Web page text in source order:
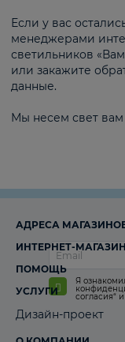
Если у вас
менеджерами
светильников
или закажите
данные.
Мы несем свет
Я
согласия“ и
АДРЕСА
ИНТЕРНЕТ-МАГАЗИН
ПОМОЩЬ
УСЛУГИ
Дизайн-проект